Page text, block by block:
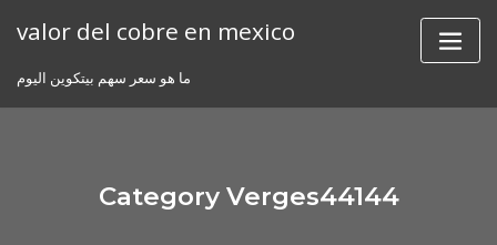
valor del cobre en mexico
ما هو سعر سهم بيتكوين اليوم
Category Verges44144